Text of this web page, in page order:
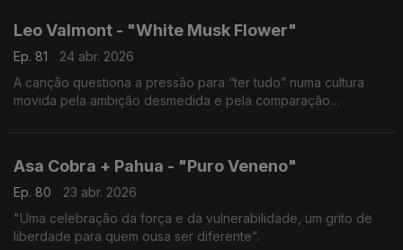
Leo Valmont - "White Musk Flower"
Ep. 81
24 abr. 2026
A canção questiona a pressão para “ter tudo” numa cultura
movida pela ambição desmedida e pela comparação
Asa Cobra + Pahua - "Puro Veneno"
Ep. 80
23 abr. 2026
"Uma celebração da força e da vulnerabilidade, um grito de
liberdade para quem ousa ser diferente”.